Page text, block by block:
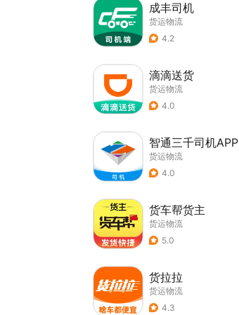
成丰司机
货运物流
4.2
滴滴送货
货运物流
4.0
智通三千司机APP
货运物流
4.0
货车帮货主
货运物流
5.0
货拉拉
货运物流
4.3